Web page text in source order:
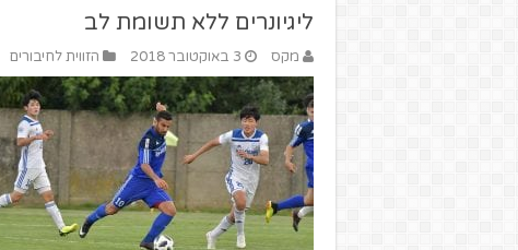
ליגיונרים ללא תשומת לב
מקס 3 באוקטובר 2018 הזווית לחיבורים